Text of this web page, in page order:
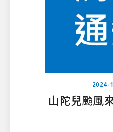
2024-
山陀兒颱風